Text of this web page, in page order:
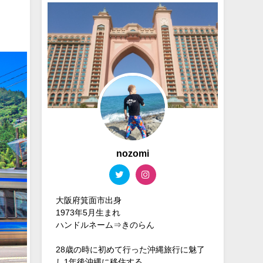
nozomi
大阪府箕面市出身
1973年5月生まれ
ハンドルネーム⇒きのらん
28歳の時に初めて行った沖縄旅行に魅了